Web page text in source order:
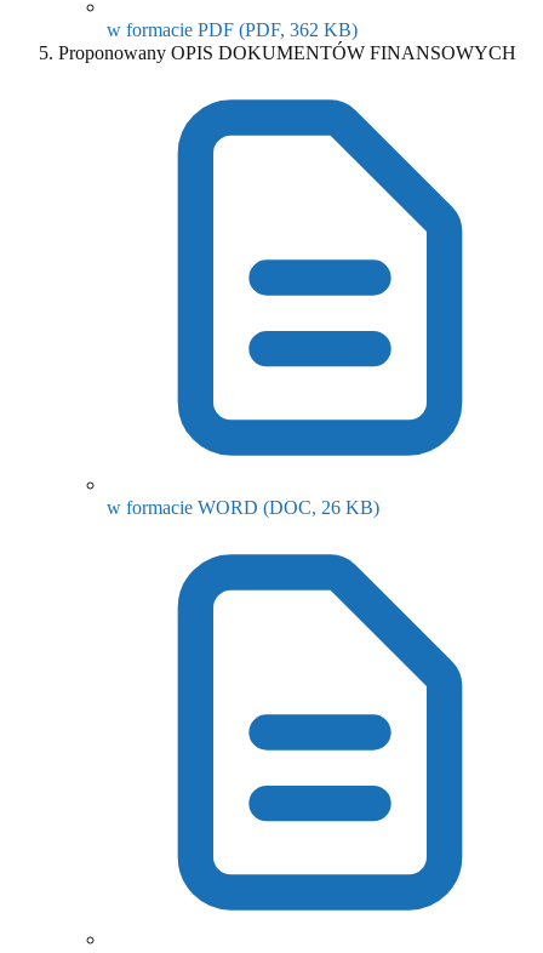
w formacie PDF (PDF, 362 KB)(otwiera się w nowym
Proponowany OPIS DOKUMENTÓW FINANSOWYCH
w formacie WORD (DOC, 26 KB)(otwiera się w